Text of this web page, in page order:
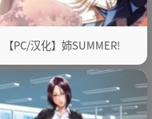
【PC/汉化】姉SUMMER!